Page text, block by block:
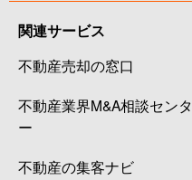
関連サービス
不動産売却の窓口
不動産業界M&A相談センタ
ー
不動産の集客ナビ